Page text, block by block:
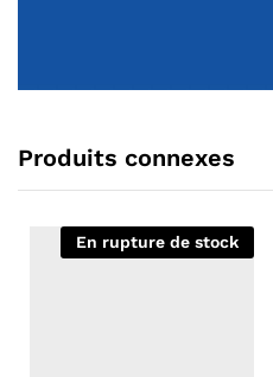
Produits connexes
En rupture de stock